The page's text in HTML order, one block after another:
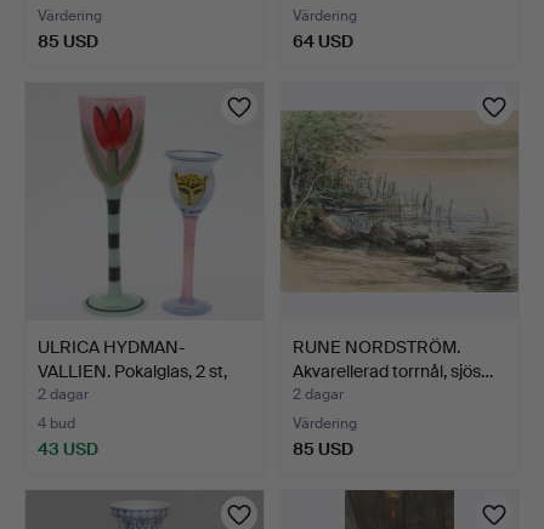
Värdering
85 USD
Värdering
64 USD
ULRICA HYDMAN-
VALLIEN. Pokalglas, 2 st,
ko…
2 dagar
4 bud
43 USD
RUNE NORDSTRÖM.
Akvarellerad torrnål, sjös…
2 dagar
Värdering
85 USD